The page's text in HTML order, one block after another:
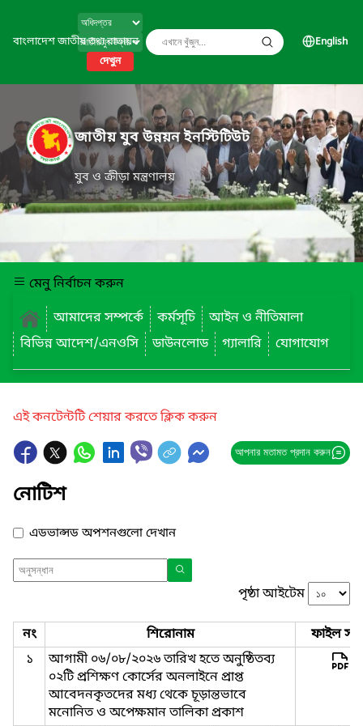
বাংলাদেশ জাতীয় তথ্য বাতায়ন
দেখুন
English
জাতীয় যুব উন্নয়ন ইনস্টিটিউট
যুব ও ক্রীড়া মন্ত্রণালয়
মেনু নির্বাচন করুন
আমাদের সম্পর্কে
কর্মসূচি
আইন ও নীতিমালা
বিভিন্ন আদেশ/এনওসি
ডাউনলোড গ্যালারি যোগাযোগ
এই কনটেন্টটি শেয়ার করতে ক্লিক করুন
আপনার মতামত প্রদান করুন
নোটিশ
এডভান্সড অপশনগুলো দেখান
পৃষ্ঠা আইটেম
নং শিরোনাম
ফাইল
১
আগামী ০৬/০৮/২০২৬ তারিখ হতে অনুষ্ঠিতব্য
০২টি প্রশিক্ষণ কোর্সের অনলাইনে প্রাপ্ত
আবেদনকৃতদের মধ্য থেকে চূড়ান্তভাবে
মনোনিত ও অপেক্ষমান তালিকা প্রকাশ